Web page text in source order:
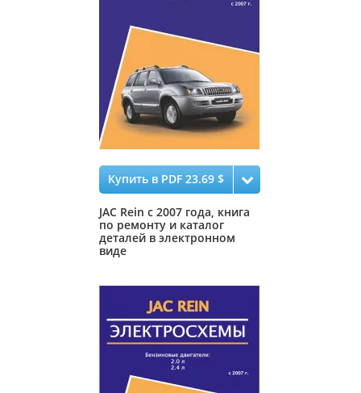
Купить в PDF 23.69 $
JAC Rein с 2007 года, книга
по ремонту и каталог
деталей в электронном
виде